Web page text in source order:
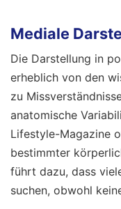
Mediale
Die Darstellung in
erheblich von den
zu
anatomische
Lifestyle-Magazine
bestimmter
führt dazu, dass
suchen, obwohl